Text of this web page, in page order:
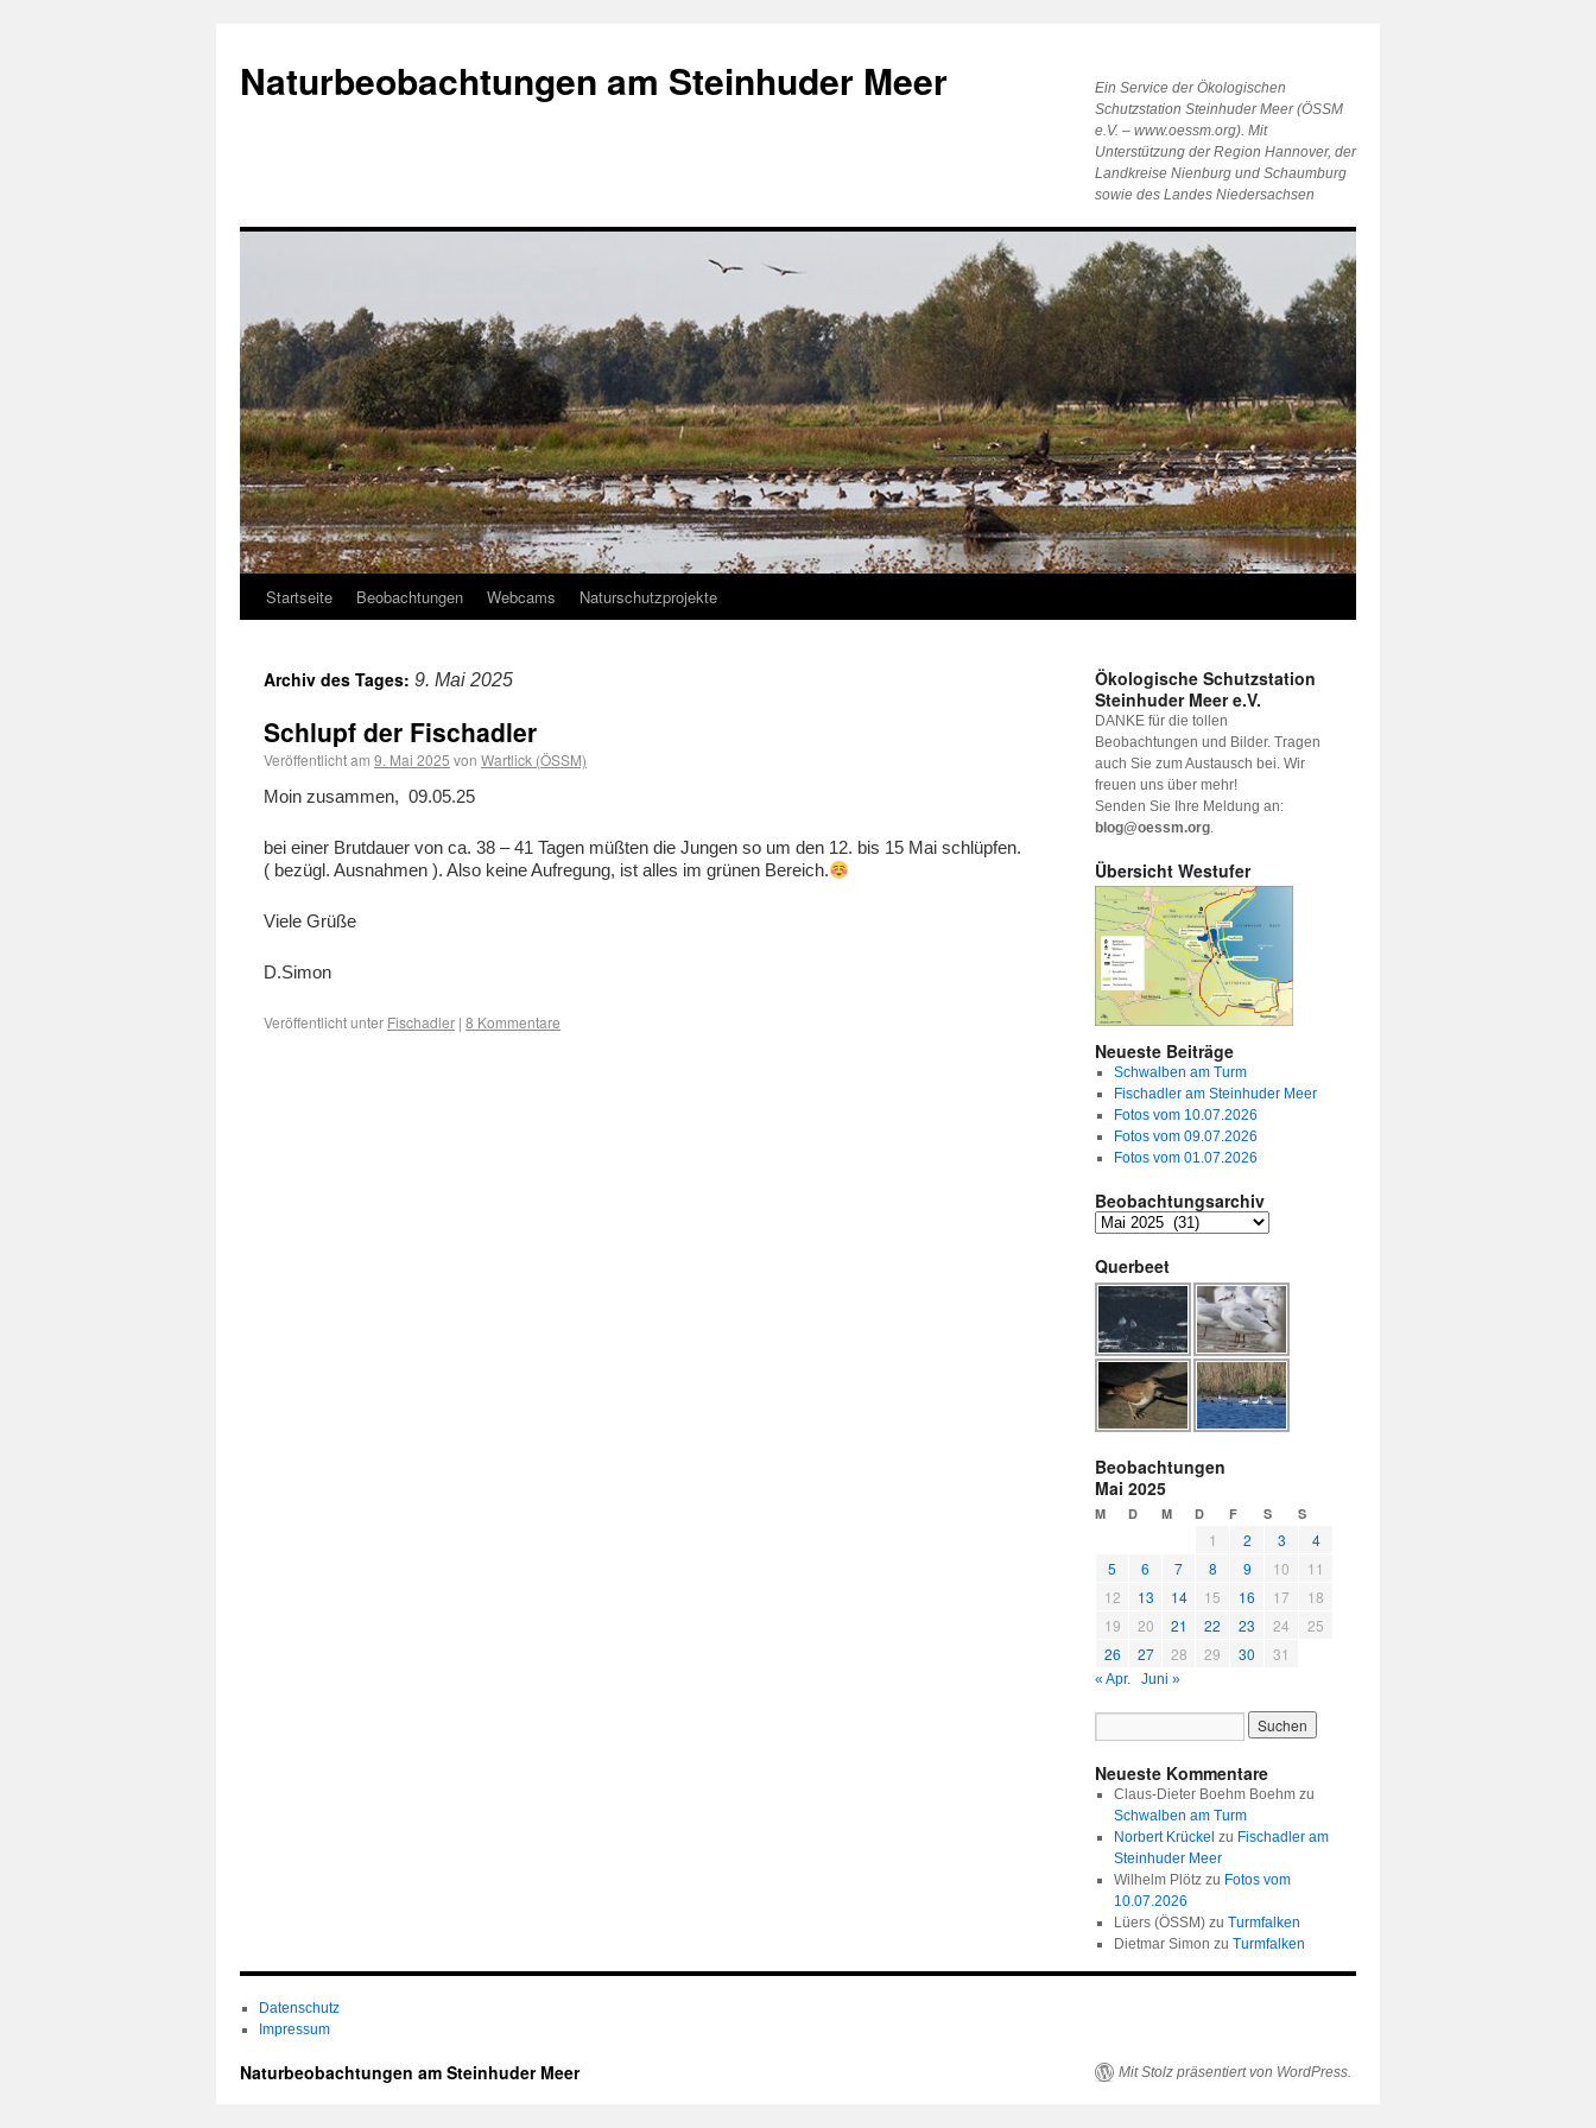
Naturbeobachtungen am Steinhuder Meer
Ein Service der Ökologischen
Schutzstation Steinhuder Meer (ÖSSM
e.V. – www.oessm.org). Mit
Unterstützung der Region Hannover, der
Landkreise Nienburg und Schaumburg
sowie des Landes Niedersachsen
Startseite Beobachtungen Webcams Naturschutzprojekte
Archiv des Tages: 9. Mai 2025
Schlupf der Fischadler
Veröffentlicht am 9. Mai 2025 von Wartlick (ÖSSM)
Moin zusammen, 09.05.25
bei einer Brutdauer von ca. 38 – 41 Tagen müßten die Jungen so um den 12. bis 15 Mai schlüpfen.
( bezügl. Ausnahmen ). Also keine Aufregung, ist alles im grünen Bereich.
Viele Grüße
D.Simon
Veröffentlicht unter Fischadler | 8 Kommentare
Ökologische Schutzstation
Steinhuder Meer e.V.
DANKE für die tollen
Beobachtungen und Bilder. Tragen
auch Sie zum Austausch bei. Wir
freuen uns über mehr!
Senden Sie Ihre Meldung an:
blog@oessm.org.
Übersicht Westufer
Neueste Beiträge
Schwalben am Turm
Fischadler am Steinhuder Meer
Fotos vom 10.07.2026
Fotos vom 09.07.2026
Fotos vom 01.07.2026
Beobachtungsarchiv
Querbeet
Beobachtungen
Mai 2025
M D M D F S S
1 2 3
4
5
6 7 8 9 10
11
12
13 14 15 16 17
18
19
20 21 22 23 24
25
26
27 28 29 30 31
« Apr. Juni »
Neueste Kommentare
Claus-Dieter Boehm Boehmzu
Schwalben am Turm
Norbert Krückel zu Fischadler am
Steinhuder Meer
Wilhelm Plötzzu Fotos vom
10.07.2026
Lüers (ÖSSM)zu Turmfalken
Dietmar Simon zu Turmfalken
Datenschutz
Impressum
Naturbeobachtungen am Steinhuder Meer Mit Stolz präsentiert von WordPress.